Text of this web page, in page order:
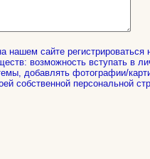
нашем сайте регистрироваться
возможность вступать в
добавлять фотографии/
собственной персональной